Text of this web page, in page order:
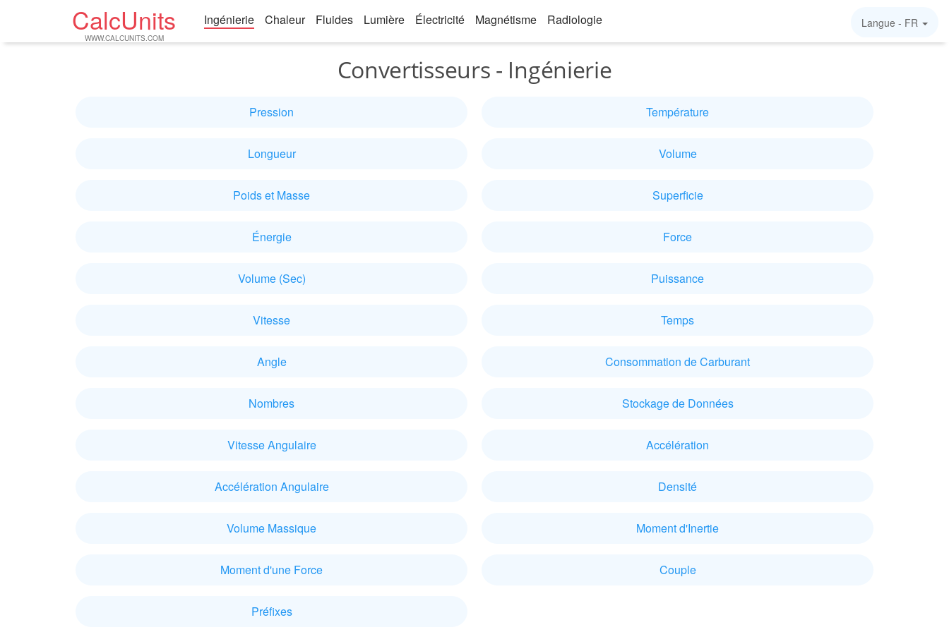
CalcUnits
WWW.CALCUNITS.COM
Ingénierie Chaleur Fluides Lumière Électricité Magnétisme Radiologie Langue - FR
Convertisseurs - Ingénierie
Pression Température
Longueur Volume
Poids et Masse Superficie
Énergie Force
Volume (Sec) Puissance
Vitesse Temps
Angle Consommation de Carburant
Nombres Stockage de Données
Vitesse Angulaire Accélération
Accélération Angulaire Densité
Volume Massique Moment d'Inertie
Moment d'une Force Couple
Préfixes